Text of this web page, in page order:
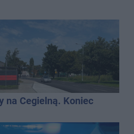
na Cegielną. Koniec